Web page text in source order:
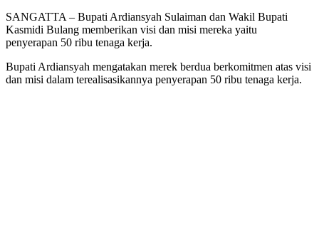
SANGATTA – Bupati Ardiansyah Sulaiman dan Wakil Bupati
Kasmidi Bulang memberikan visi dan misi mereka yaitu
penyerapan 50 ribu tenaga kerja.
Bupati Ardiansyah mengatakan merek berdua berkomitmen atas visi
dan misi dalam terealisasikannya penyerapan 50 ribu tenaga kerja.